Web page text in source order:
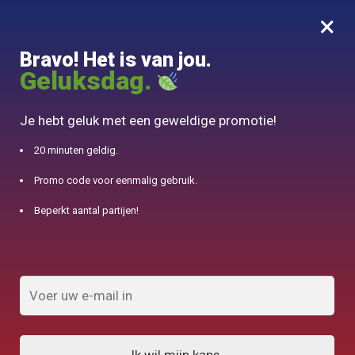
0
10% aangeboden voor 50€ aankopen met DJINN-code10
×
Bravo! Het is van jou.
Geluksdag.
Je hebt geluk met een geweldige promotie!
20 minuten geldig.
Promo code voor eenmalig gebruik.
Beperkt aantal partijen!